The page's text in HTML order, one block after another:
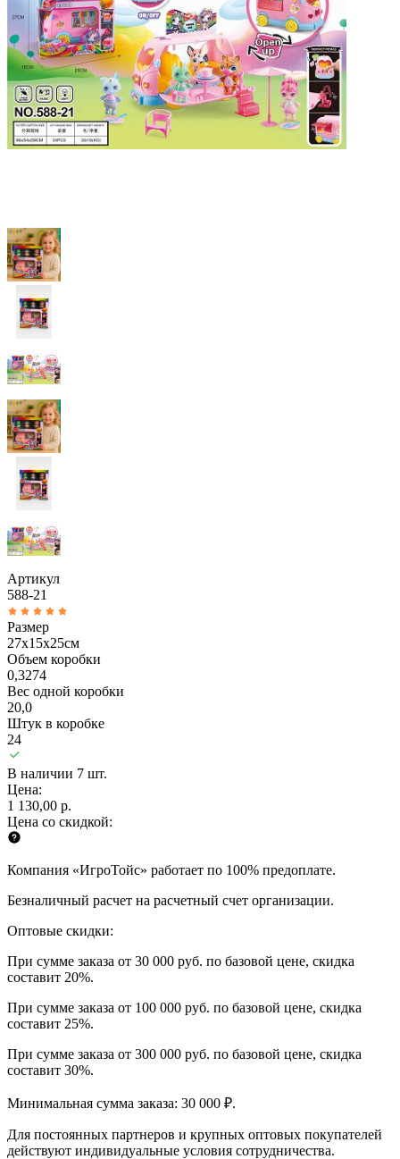
Артикул
588-21
Размер
27х15х25см
Объем коробки
0,3274
Вес одной коробки
20,0
Штук в коробке
24
В наличии 7 шт.
Цена:
1 130,00 р.
Цена со скидкой:
Компания «ИгроТойс» работает по 100% предоплате.
Безналичный расчет на расчетный счет организации.
Оптовые скидки:
При сумме заказа от 30 000 руб. по базовой цене, скидка
составит 20%.
При сумме заказа от 100 000 руб. по базовой цене, скидка
составит 25%.
При сумме заказа от 300 000 руб. по базовой цене, скидка
составит 30%.
Минимальная сумма заказа: 30 000 ₽.
Для постоянных партнеров и крупных оптовых покупателей
действуют индивидуальные условия сотрудничества.